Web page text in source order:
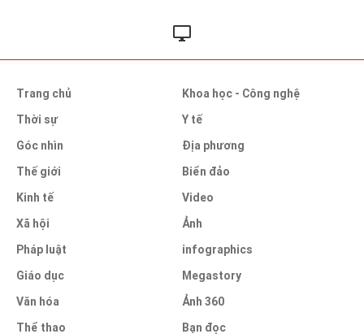
Trang chủ
Thời sự
Góc nhìn
Thế giới
Kinh tế
Xã hội
Pháp luật
Giáo dục
Văn hóa
Thể thao
Khoa học - Công nghệ
Y tế
Địa phương
Biển đảo
Video
Ảnh
infographics
Megastory
Ảnh 360
Bạn đọc